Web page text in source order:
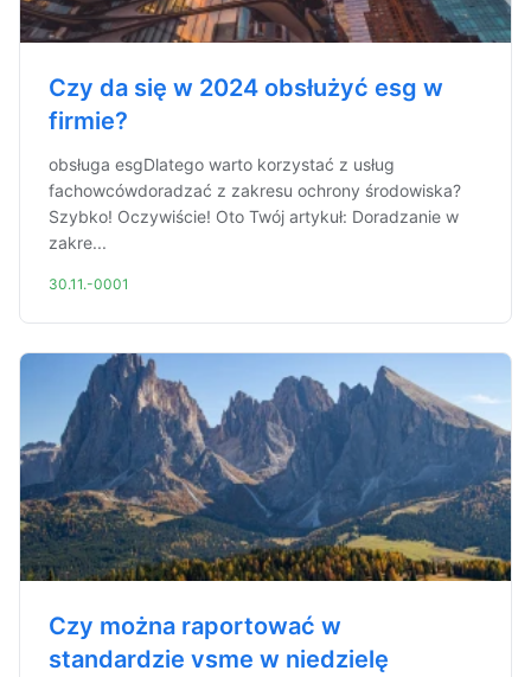
Czy da się w 2024 obsłużyć esg w
firmie?
obsługa esgDlatego warto korzystać z usług
fachowcówdoradzać z zakresu ochrony środowiska?
Szybko! Oczywiście! Oto Twój artykuł: Doradzanie w
zakre...
30.11.-0001
Czy można raportować w
standardzie vsme w niedzielę